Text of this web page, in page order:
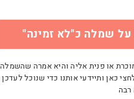
על שמלה כ"לא זמינה"
או פנית אליה והיא אמרה שהשמלה
כאן ותיידעי אותנו כדי שנוכל לעדכן